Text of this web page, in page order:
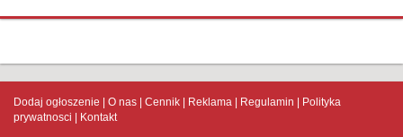
Dodaj ogłoszenie O nas Cennik Reklama Regulamin
Polityka
prywatnosci
Kontakt